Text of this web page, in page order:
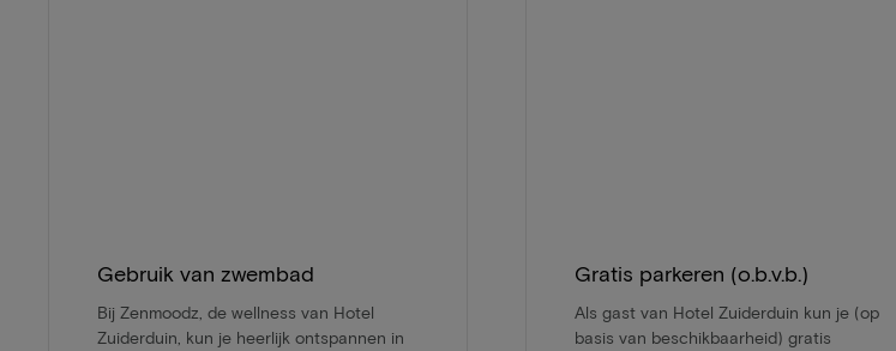
Gebruik van zwembad
Bij Zenmoodz, de wellness van Hotel
Zuiderduin, kun je heerlijk ontspannen in
Gratis parkeren (o.b.v.b.)
Als gast van Hotel Zuiderduin kun je (op
basis van beschikbaarheid) gratis